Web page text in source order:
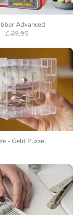
Advanced
€ 39,95
- Geld Puzzel